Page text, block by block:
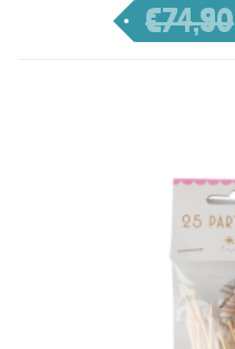
€74,90